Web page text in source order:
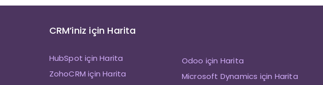
CRM’iniz için Harita
HubSpot için Harita
ZohoCRM için Harita
Odoo için Harita
Microsoft Dynamics için Harita